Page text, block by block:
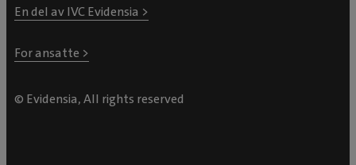
En del av IVC Evidensia >
For ansatte >
© Evidensia, All rights reserved